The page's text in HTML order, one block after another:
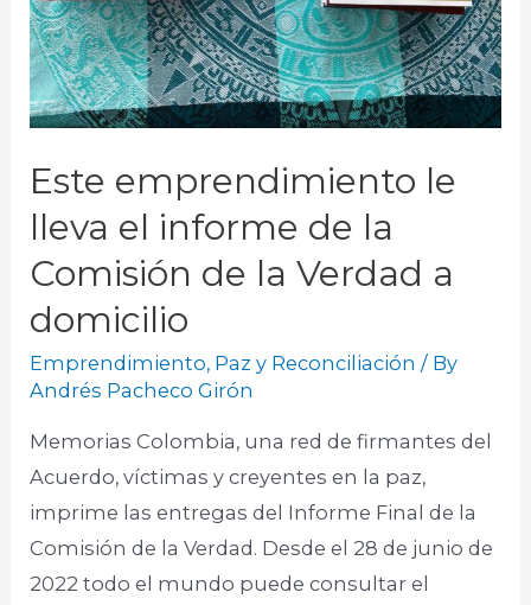
Este emprendimiento le
lleva el informe de la
Comisión de la Verdad a
domicilio
Emprendimiento, Paz y Reconciliación / By
Andrés Pacheco Girón
Memorias Colombia, una red de firmantes del
Acuerdo, víctimas y creyentes en la paz,
imprime las entregas del Informe Final de la
Comisión de la Verdad. Desde el 28 de junio de
2022 todo el mundo puede consultar el